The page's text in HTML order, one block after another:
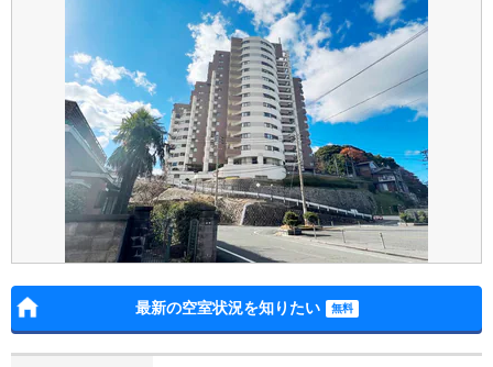
最新の空室状況を知りたい